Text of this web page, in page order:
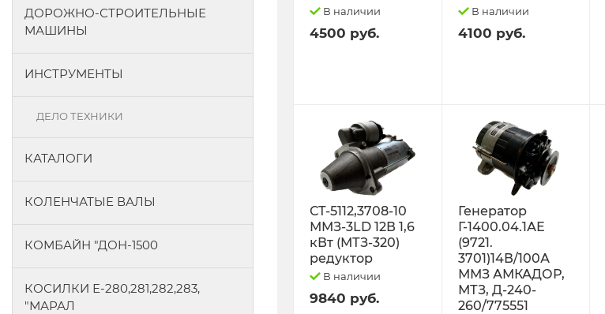
ДОРОЖНО-СТРОИТЕЛЬНЫЕ
МАШИНЫ
ИНСТРУМЕНТЫ
ДЕЛО ТЕХНИКИ
КАТАЛОГИ
КОЛЕНЧАТЫЕ ВАЛЫ
КОМБАЙН "ДОН-1500
КОСИЛКИ Е-280,281,282,283,
"МАРАЛ
В наличии
4500 руб.
В наличии
4100 руб.
СТ-5112,3708-10
ММЗ-3LD 12В 1,6
кВт (МТЗ-320)
редуктор
В наличии
9840 руб.
Генератор
Г-1400.04.1АЕ
(9721.
3701)14В/100А
ММЗ АМКАДОР,
МТЗ, Д-240-
260/775551